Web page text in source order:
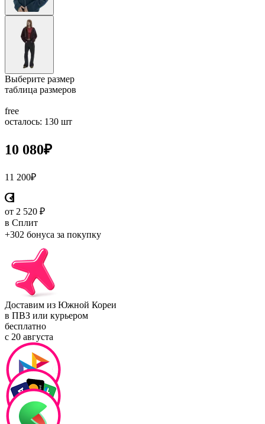
Выберите размер
таблица размеров
free
осталось: 130 шт
10 080₽
11 200₽
от 2 520 ₽
в Сплит
+302 бонуса за покупку
Доставим из Южной Кореи
в ПВЗ или курьером
бесплатно
с 20 августа